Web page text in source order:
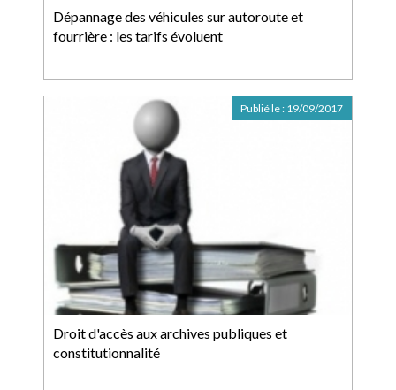
Dépannage des véhicules sur autoroute et
fourrière : les tarifs évoluent
Droit d'accès aux archives publiques et
constitutionnalité
Publié le : 19/09/2017